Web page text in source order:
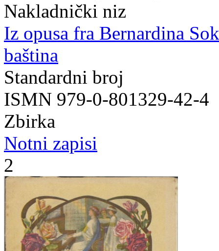
Nakladnički niz
Iz opusa fra Bernardina
baština
Standardni broj
ISMN 979-0-801329-42-4
Zbirka
Notni zapisi
2